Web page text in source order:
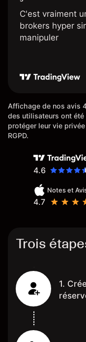
C'est vraiment
brokers hyper
manipuler
Affichage de nos avis
des utilisateurs ont
protéger leur vie
RGPD.
4.6
Notes et
4.7
Trois
1.